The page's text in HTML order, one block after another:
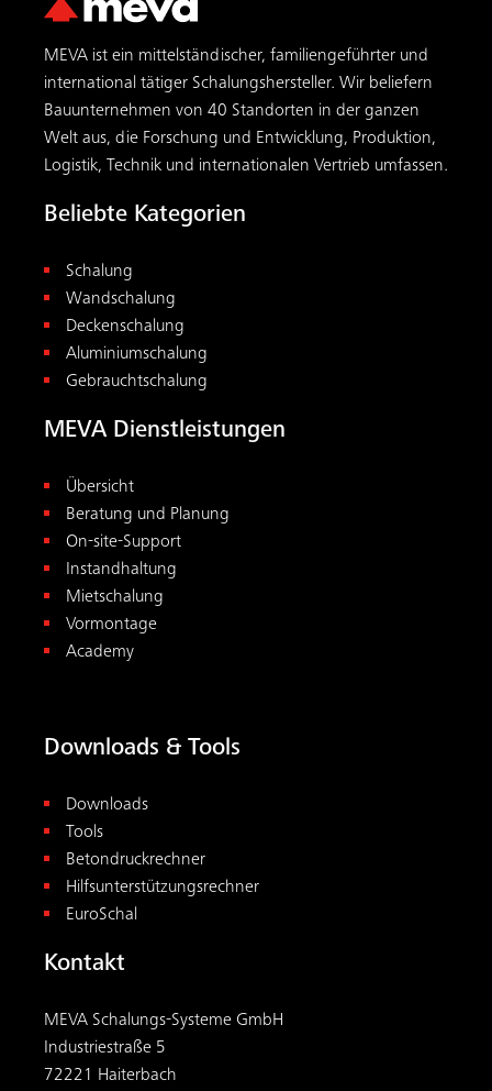
MEVA ist ein mittelständischer, familiengeführter und
international tätiger Schalungs­hersteller. Wir beliefern
Bauunternehmen von 40 Standorten in der ganzen
Welt aus, die Forschung und Entwicklung, Produktion,
Logistik, Technik und internationalen Vertrieb umfassen.
Beliebte Kategorien
Schalung
Wandschalung
Deckenschalung
Aluminiumschalung
Gebrauchtschalung
MEVA Dienstleistungen
Übersicht
Beratung und Planung
On-site-Support
Instandhaltung
Mietschalung
Vormontage
Academy
Downloads & Tools
Downloads
Tools
Betondruckrechner
Hilfsunterstützungsrechner
EuroSchal
Kontakt
MEVA Schalungs-Systeme GmbH
Industriestraße 5
72221 Haiterbach